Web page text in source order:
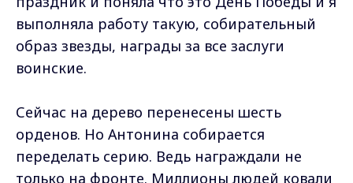
выполняла работу такую, собирательный
образ звезды, награды за все заслуги
воинские.
Сейчас на дерево перенесены шесть
орденов. Но Антонина собирается
переделать серию. Ведь награждали не
только на фронте. Миллионы людей ковали